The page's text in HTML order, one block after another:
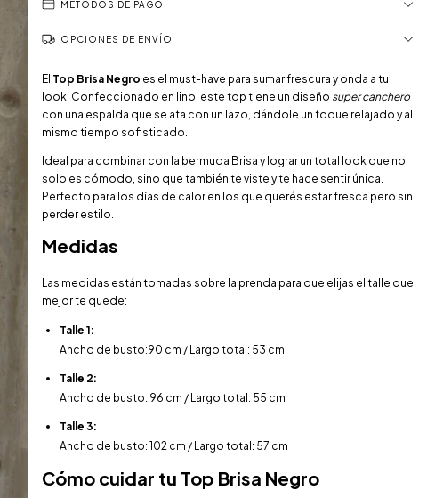
MÉTODOS DE PAGO
OPCIONES DE ENVÍO
El Top Brisa Negro es el must-have para sumar frescura y onda a tu
look. Confeccionado en lino, este top tiene un diseño super canchero
con una espalda que se ata con un lazo, dándole un toque relajado y al
mismo tiempo sofisticado.
Ideal para combinar con la bermuda Brisa y lograr un total look que no
solo es cómodo, sino que también te viste y te hace sentir única.
Perfecto para los días de calor en los que querés estar fresca pero sin
perder estilo.
Medidas
Las medidas están tomadas sobre la prenda para que elijas el talle que
mejor te quede:
Talle 1:
Ancho de busto:90 cm / Largo total: 53 cm
Talle 2:
Ancho de busto: 96 cm / Largo total: 55 cm
Talle 3:
Ancho de busto: 102 cm / Largo total: 57 cm
Cómo cuidar tu Top Brisa Negro